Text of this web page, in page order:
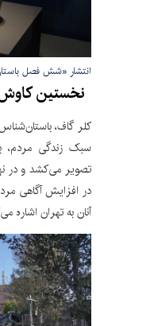
انتشار «شش فصل
نخستین
کلر گاف،
سبک زندگی مردم،
تصویر می‌کشد و در
در افزایش آگاهی
آنان به تهران اشاره